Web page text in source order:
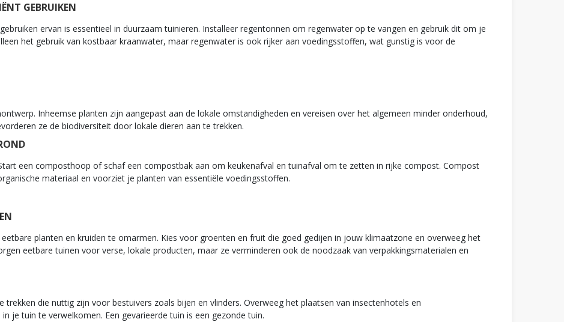
GEBRUIKEN
ervan is essentieel in duurzaam tuinieren. Installeer regentonnen om regenwater op te vangen en gebruik dit om je
het gebruik van kostbaar kraanwater, maar regenwater is ook rijker aan voedingsstoffen, wat gunstig is voor de
Inheemse planten zijn aangepast aan de lokale omstandigheden en vereisen over het algemeen minder onderhoud,
ze de biodiversiteit door lokale dieren aan te trekken.
een composthoop of schaf een compostbak aan om keukenafval en tuinafval om te zetten in rijke compost. Compost
materiaal en voorziet je planten van essentiële voedingsstoffen.
planten en kruiden te omarmen. Kies voor groenten en fruit die goed gedijen in jouw klimaatzone en overweeg het
eetbare tuinen voor verse, lokale producten, maar ze verminderen ook de noodzaak van verpakkingsmaterialen en
die nuttig zijn voor bestuivers zoals bijen en vlinders. Overweeg het plaatsen van insectenhotels en
je tuin te verwelkomen. Een gevarieerde tuin is een gezonde tuin.